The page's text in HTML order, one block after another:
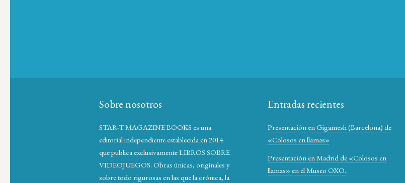
Sobre nosotros
STAR-T MAGAZINE BOOKS es una
editorial independiente establecida en 2014
que publica exclusivamente LIBROS SOBRE
VIDEOJUEGOS. Obras únicas, originales y
sobre todo rigurosas en las que la crónica, la
Entradas recientes
Presentación en Gigamesh (Barcelona) de
«Colosos en llamas»
Presentación en Madrid de «Colosos en
llamas» en el Museo OXO.